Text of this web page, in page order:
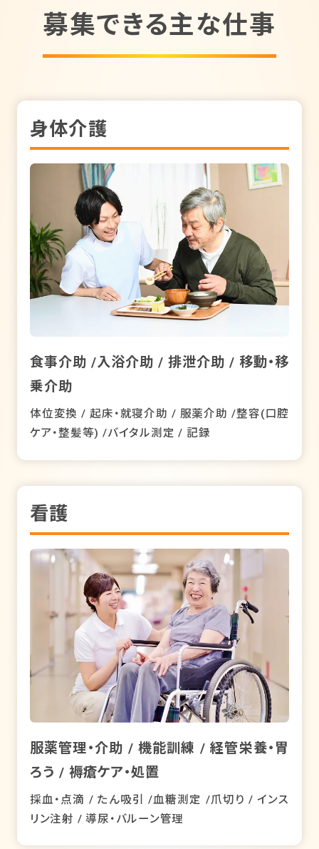
募集できる主な仕事
身体介護
食事介助 /入浴介助 / 排泄介助 / 移動・移
乗介助
体位変換 / 起床・就寝介助 / 服薬介助 /整容(口腔
ケア・整髪等) /バイタル測定 / 記録
看護
服薬管理・介助 / 機能訓練 / 経管栄養・胃
ろう / 褥瘡ケア・処置
採血・点滴 / たん吸引 /血糖測定 /爪切り / インス
リン注射 / 導尿・バルーン管理